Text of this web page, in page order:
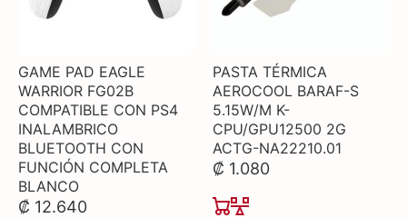
GAME PAD EAGLE
WARRIOR FG02B
COMPATIBLE CON PS4
INALAMBRICO
BLUETOOTH CON
FUNCIÓN COMPLETA
BLANCO
₡ 12.640
PASTA TÉRMICA
AEROCOOL BARAF-S
5.15W/M K-
CPU/GPU12500 2G
ACTG-NA22210.01
₡ 1.080